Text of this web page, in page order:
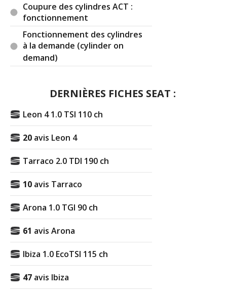
Coupure des cylindres ACT :
fonctionnement
Fonctionnement des cylindres
à la demande (cylinder on
demand)
DERNIÈRES FICHES SEAT :
Leon 4 1.0 TSI 110 ch
20 avis Leon 4
Tarraco 2.0 TDI 190 ch
10 avis Tarraco
Arona 1.0 TGI 90 ch
61 avis Arona
Ibiza 1.0 EcoTSI 115 ch
47 avis Ibiza